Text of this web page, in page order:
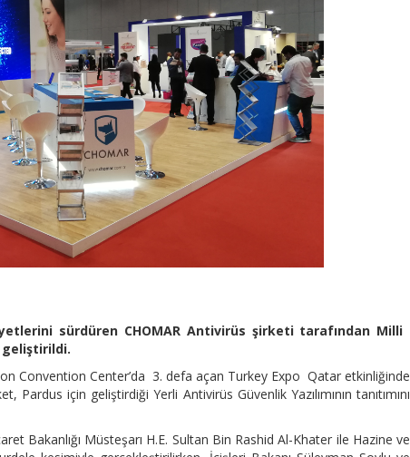
sürdüren CHOMAR Antivirüs şirketi tarafından Milli
geliştirildi.
Convention Center’da 3. defa açan Turkey Expo Qatar etkinliğinde
için geliştirdiği Yerli Antivirüs Güvenlik Yazılımının tanıtımını
Bakanlığı Müsteşarı H.E. Sultan Bin Rashid Al-Khater ile Hazine ve